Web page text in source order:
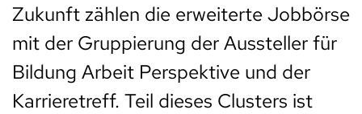
Zukunft zählen die erweiterte Jobbörse
mit der Gruppierung der Aussteller für
Bildung Arbeit Perspektive und der
Karrieretreff. Teil dieses Clusters ist